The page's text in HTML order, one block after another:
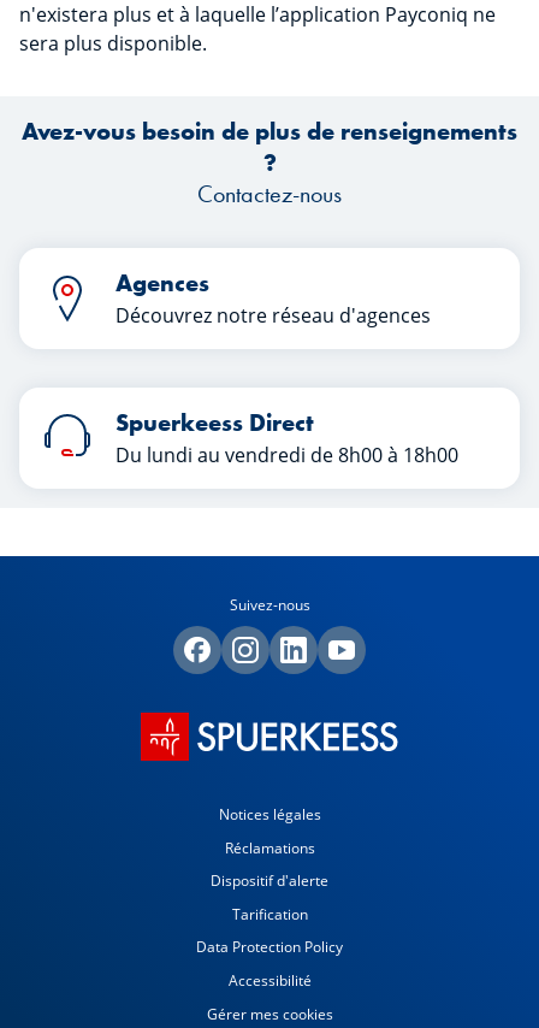
n'existera plus et à laquelle l’application Payconiq ne
sera plus disponible.
Avez-vous besoin de plus de renseignements
?
Contactez-nous
Agences
Découvrez notre réseau d'agences
Spuerkeess Direct
Du lundi au vendredi de 8h00 à 18h00
Suivez-nous
Notices légales
Réclamations
Dispositif d'alerte
Tarification
Data Protection Policy
Accessibilité
Gérer mes cookies